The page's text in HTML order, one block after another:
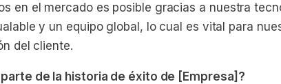
en el mercado es posible gracias a nuestra
y un equipo global, lo cual es vital para
del cliente.
de la historia de éxito de [Empresa]?